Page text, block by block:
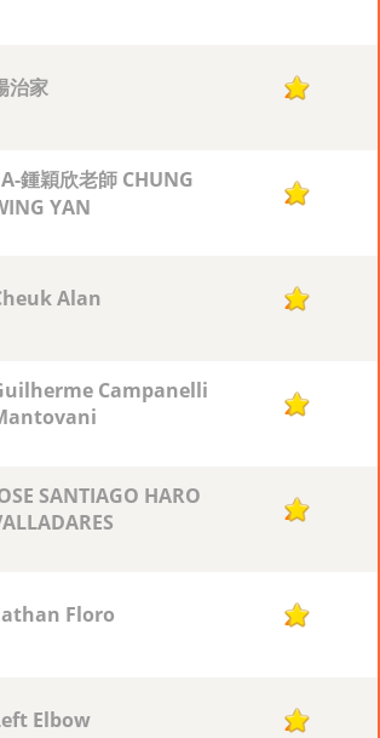
治家 2
鍾穎欣老師 CHUNG
YAN
2
Alan 2
Campanelli
2
SANTIAGO HARO
2
Floro 2
Elbow 2